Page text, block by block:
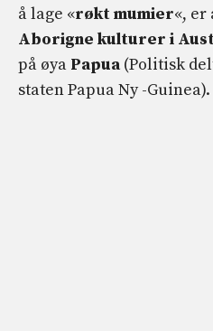
å lage «røkt mumier«,
Aborigne kulturer i
på øya Papua (Politisk
staten Papua Ny -Guinea).